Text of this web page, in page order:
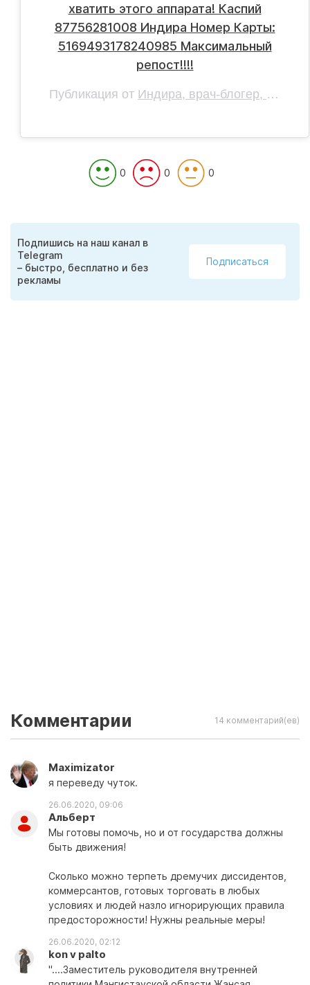
хватить этого аппарата! Каспий
87756281008 Индира Номер Карты:
5169493178240985 Максимальный
репост!!!!
Публикация от Индира, врач-блогер, Актау
0 0 0
Подпишись на наш канал в
Telegram
– быстро, бесплатно и без
рекламы
Подписаться
Комментарии 14 комментарий(ев)
Maximizator
я переведу чуток.
26.06.2020, 09:06
Aльберт
Мы готовы помочь, но и от государства должны
быть движения!
Сколько можно терпеть дремучих диссидентов,
коммерсантов, готовых торговать в любых
условиях и людей назло игнорирующих правила
предосторожности! Нужны реальные меры!
26.06.2020, 02:12
kon v palto
"....Заместитель руководителя внутренней